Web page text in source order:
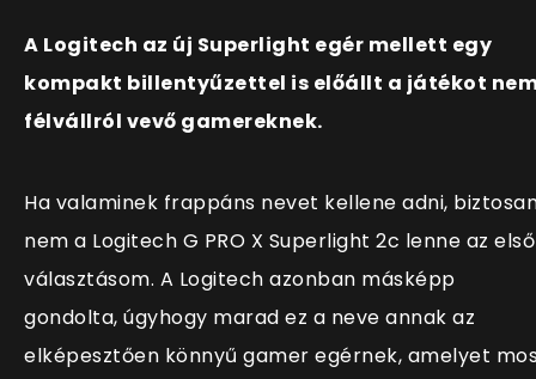
A Logitech az új Superlight egér mellett egy
kompakt billentyűzettel is előállt a játékot
félvállról vevő gamereknek.
Ha valaminek frappáns nevet kellene adni,
nem a Logitech G PRO X Superlight 2c lenne az első
választásom. A Logitech azonban másképp
gondolta, úgyhogy marad ez a neve annak az
elképesztően könnyű gamer egérnek, amelyet